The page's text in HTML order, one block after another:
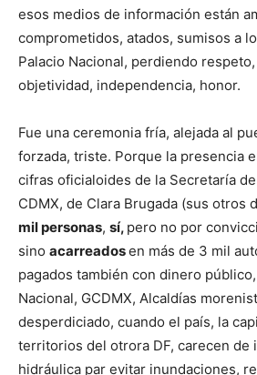
esos medios de información están
comprometidos, atados, sumisos a
Palacio Nacional, perdiendo
objetividad, independencia, honor.
Fue una ceremonia fría, alejada al
forzada, triste. Porque la presencia
cifras oficialoides de la Secretaría
CDMX, de Clara Brugada (sus otros
mil personas, sí, pero no por
sino acarreadosen más de 3 mil
pagados también con dinero
Nacional, GCDMX, Alcaldías
desperdiciado, cuando el país, la
territorios del otrora DF, carecen de
hidráulica par evitar inundaciones,